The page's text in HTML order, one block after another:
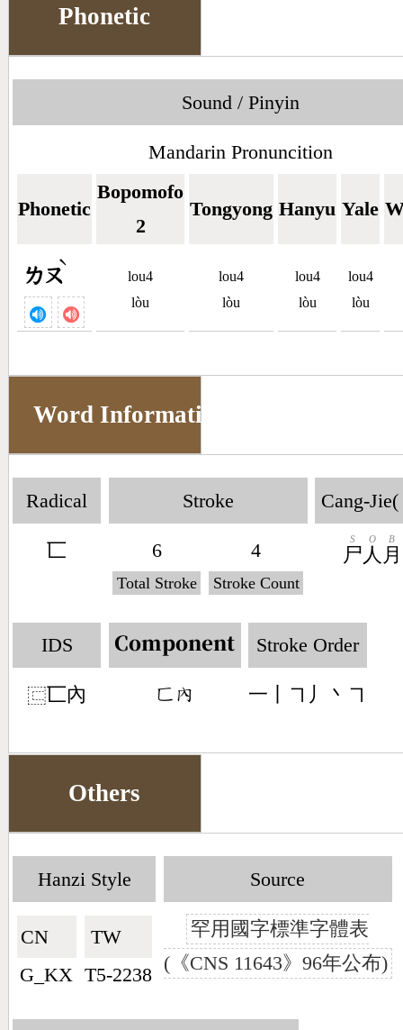
Phonetic
Sound / Pinyin
Mandarin Pronuncition
Phonetic
Bopomofo
2
Tongyong Hanyu Yale
ㄌㄡ
ˋ
lou4
lòu
lou4
lòu
lou4
lòu
lou4
lòu
Word Information
Radical
匸
Stroke
6
Total Stroke
4
Stroke Count
Cang-Jie(
尸
S
人
O
月
B
IDS
⿷匸內
Component
󶀜󶃘
Stroke Order
一丨㇕丿丶㇕
Others
Hanzi Style
CN🇨🇳
G_KX
TW🇹🇼
T5-2238
Source
罕用國字標準字體表
(《CNS 11643》96年公布)